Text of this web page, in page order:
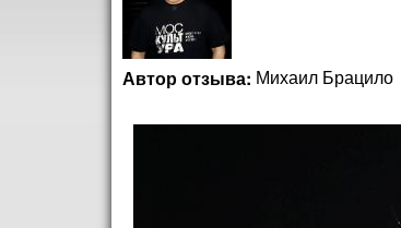
Автор отзыва: Михаил Брацило